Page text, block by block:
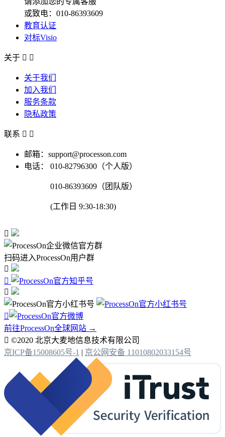
或致电：010-86393609
教育认证
对标Visio
关于  
关于我们
加入我们
服务条款
隐私政策
联系  
邮箱：support@processon.com
电话：
010-82796300（个人版）
010-86393609（团队版）
(工作日 9:30-18:30)

扫码进入ProcessOn用户群




前往ProcessOn全球网站 →
 ©2020 北京大麦地信息技术有限公司
京ICP备15008605号-1 | 京公网安备 11010802033154号